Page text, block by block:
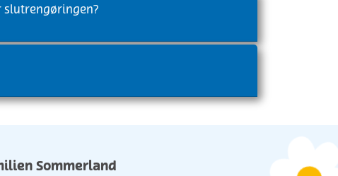
slutrengøringen?
Sommerland